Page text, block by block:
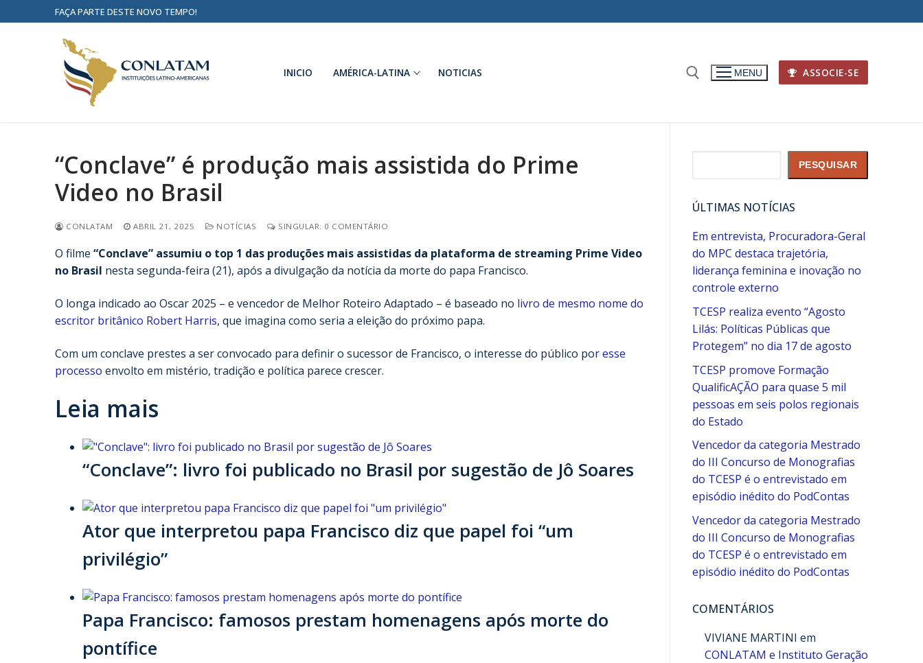
FAÇA PARTE DESTE NOVO TEMPO!
INICIO AMÉRICA-LATINA NOTICIAS MENU ASSOCIE-SE
“Conclave” é produção mais assistida do Prime
Video no Brasil
CONLATAM ABRIL 21, 2025 NOTÍCIAS SINGULAR: 0 COMENTÁRIO
O filme “Conclave” assumiu o top 1 das produções mais assistidas da plataforma de streaming Prime Video
no Brasil nesta segunda-feira (21), após a divulgação da notícia da morte do papa Francisco.
O longa indicado ao Oscar 2025 – e vencedor de Melhor Roteiro Adaptado – é baseado no livro de mesmo nome do
escritor britânico Robert Harris, que imagina como seria a eleição do próximo papa.
Com um conclave prestes a ser convocado para definir o sucessor de Francisco, o interesse do público poresse
processo envolto em mistério, tradição e política parece crescer.
Leia mais
“Conclave”: livro foi publicado no Brasil por sugestão de Jô Soares
Ator que interpretou papa Francisco diz que papel foi “um
privilégio”
Papa Francisco: famosos prestam homenagens após morte do
pontífice
PESQUISAR
ÚLTIMAS NOTÍCIAS
Em entrevista, Procuradora-Geral
do MPC destaca trajetória,
liderança feminina e inovação no
controle externo
TCESP realiza evento “Agosto
Lilás: Políticas Públicas que
Protegem” no dia 17 de agosto
TCESP promove Formação
QualificAÇÃO para quase 5 mil
pessoas em seis polos regionais
do Estado
Vencedor da categoria Mestrado
do III Concurso de Monografias
do TCESP é o entrevistado em
episódio inédito do PodContas
Vencedor da categoria Mestrado
do III Concurso de Monografias
do TCESP é o entrevistado em
episódio inédito do PodContas
COMENTÁRIOS
VIVIANE MARTINI em
CONLATAM e Instituto Geração